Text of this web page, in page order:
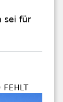
sei für
FEHLT